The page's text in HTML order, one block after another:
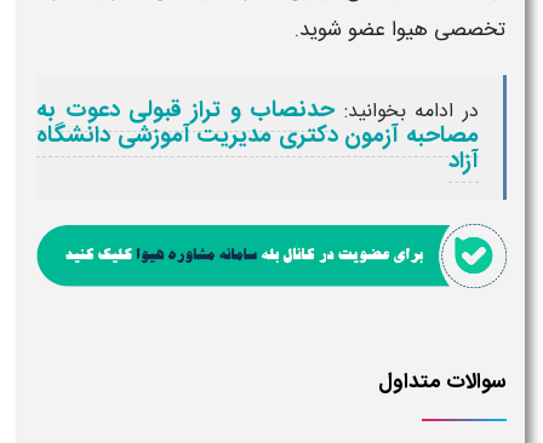
تخصصی هیوا عضو شوید.
در ادامه بخوانید:حدنصاب و تراز قبولی دعوت به
مصاحبه آزمون دکتری مدیریت آموزشی دانشگاه
آزاد
سوالات متداول